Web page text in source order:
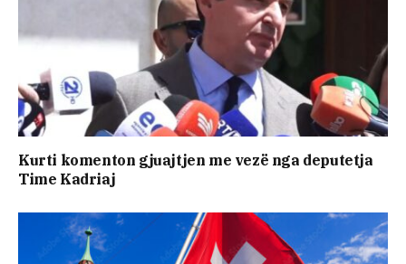
Kurti komenton gjuajtjen me vezë nga deputetja
Time Kadriaj